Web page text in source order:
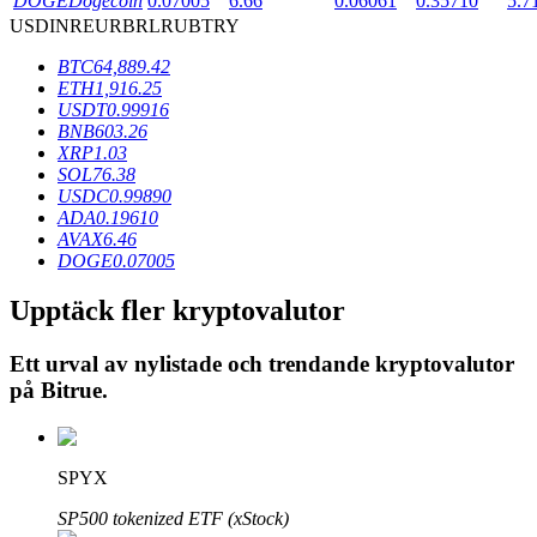
BTR-låsningar
Exklusiva investeringar för BTR-innehavare
Lån
Kryptostödd lånetjänst
USDINREURBRLRUBTRY
BTC64,889.42
ETH1,916.25
USDT0.99916
BNB603.26
XRP1.03
SOL76.38
USDC0.99890
ADA0.19610
AVAX6.46
DOGE0.07005
Upptäck fler kryptovalutor
Ett urval av nylistade och trendande kryptovalutor
på Bitrue.
SPYX
SP500 tokenized ETF (xStock)